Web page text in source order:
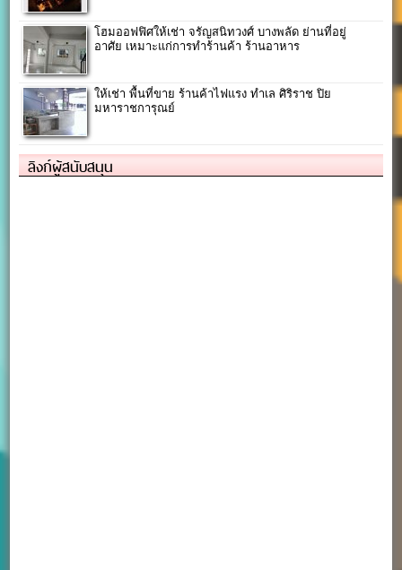
โฮมออฟฟิศให้เช่า จรัญสนิทวงศ์ บางพลัด ย่านที่อยู่
อาศัย เหมาะแก่การทำร้านค้า ร้านอาหาร
ให้เช่า พื้นที่ขาย ร้านค้าไฟแรง ทำเล ศิริราช ปิย
มหาราชการุณย์
ลิงก์ผู้สนับสนุน